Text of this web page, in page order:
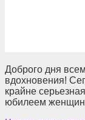
Доброго дня
вдохновения!
крайне
юбилеем